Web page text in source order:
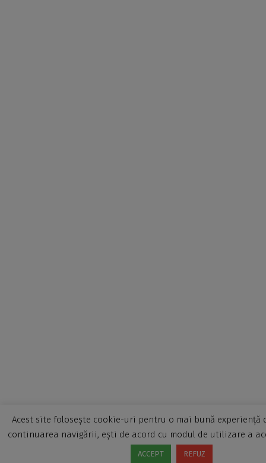
Acest site folosește cookie-uri pentru o mai bună experiență
continuarea navigării, ești de acord cu modul de utilizare a
ACCEPT REFUZ